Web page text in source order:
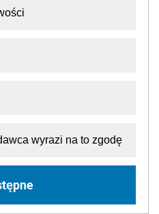
wyrazi na to zgodę